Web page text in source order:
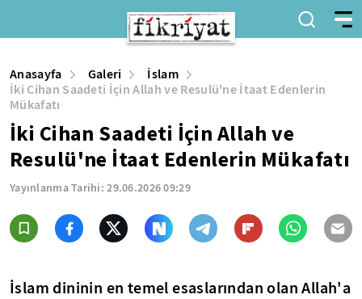
Anasayfa Galeri
İslam
İki Cihan Saadeti İçin Allah ve Resulü'ne İtaat Edenlerin
Mükafatı
İki Cihan Saadeti İçin Allah ve
Resulü'ne İtaat Edenlerin Mükafatı
Yayınlanma Tarihi:29.06.2026 09:29
İslam dininin en temel esaslarından olan Allah'a